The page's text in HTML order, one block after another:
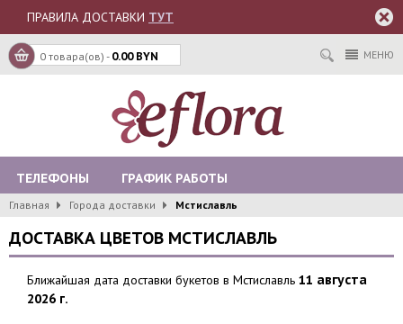
ПРАВИЛА ДОСТАВКИ ТУТ
0 товара(ов) - 0.00 BYN МЕНЮ
ТЕЛЕФОНЫ ГРАФИК РАБОТЫ
Главная Города доставки Мстиславль
ДОСТАВКА ЦВЕТОВ МСТИСЛАВЛЬ
Ближайшая дата доставки букетов в Мстиславль 11 августа
2026 г.